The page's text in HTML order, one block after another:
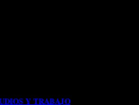
𝐘 𝐓𝐑𝐀𝐁𝐀𝐉𝐎